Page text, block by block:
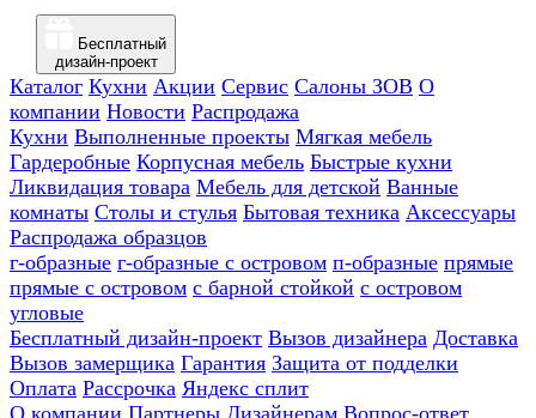
Бесплатный
дизайн-проект
Каталог Кухни Акции Сервис Салоны ЗОВ О
компании Новости Распродажа
Кухни Выполненные проекты Мягкая мебель
Гардеробные Корпусная мебель Быстрые кухни
Ликвидация товара Мебель для детской Ванные
комнаты Столы и стулья Бытовая техника Аксессуары
Распродажа образцов
г-образные г-образные с островом п-образные прямые
прямые с островом с барной стойкой с островом
угловые
Бесплатный дизайн-проект Вызов дизайнера Доставка
Вызов замерщика Гарантия Защита от подделки
Оплата Рассрочка Яндекс сплит
О компании Партнеры Дизайнерам Вопрос-ответ